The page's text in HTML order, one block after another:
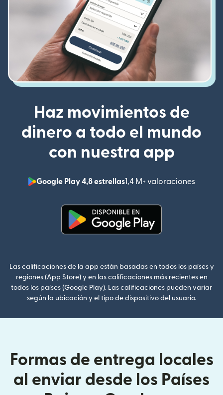
Haz movimientos de
dinero a todo el mundo
con nuestra app
Google Play 4,8 estrellas1,4 M+ valoraciones
(se
Las calificaciones de la app están basadas en todos los países y
regiones (App Store) y en las calificaciones más recientes en
todos los países (Google Play). Las calificaciones pueden variar
según la ubicación y el tipo de dispositivo del usuario.
Formas de entrega locales
al enviar desde los Países